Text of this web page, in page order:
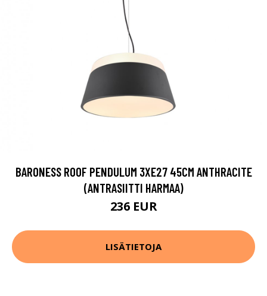
BARONESS ROOF PENDULUM 3XE27 45CM ANTHRACITE
(ANTRASIITTI HARMAA)
236 EUR
LISÄTIETOJA